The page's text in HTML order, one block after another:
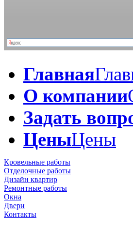
Главная
О компании
Задать
ЦеныЦены
Кровельные работы
Отделочные работы
Дизайн квартир
Ремонтные работы
Окна
Двери
Контакты